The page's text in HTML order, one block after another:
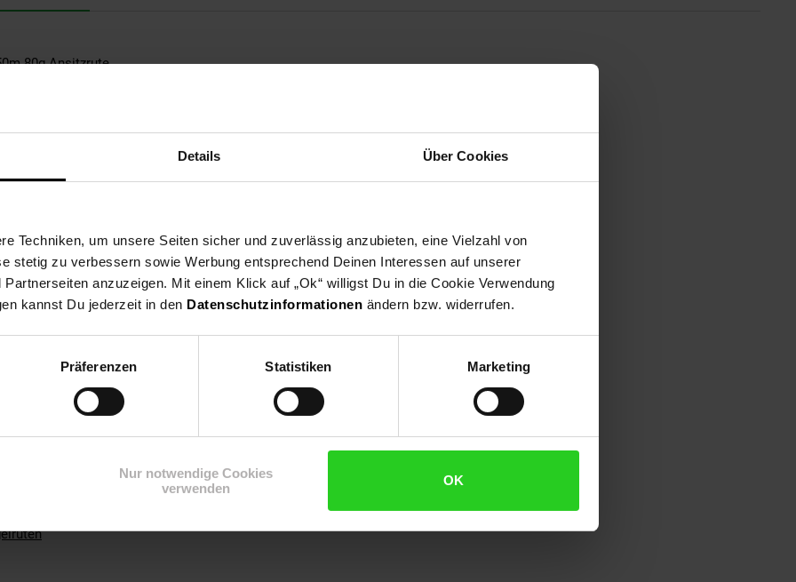
Details Über Cookies
Techniken, um unsere Seiten sicher und zuverlässig anzubieten, eine Vielzahl von
stetig zu verbessern sowie Werbung entsprechend Deinen Interessen auf unserer
anzuzeigen. Mit einem Klick auf „Ok“ willigst Du in die Cookie Verwendung
kannst Du jederzeit in den Datenschutzinformationen ändern bzw. widerrufen.
Präferenzen Statistiken Marketing
Nur notwendige Cookies
verwenden
OK
80g Ansitzrute